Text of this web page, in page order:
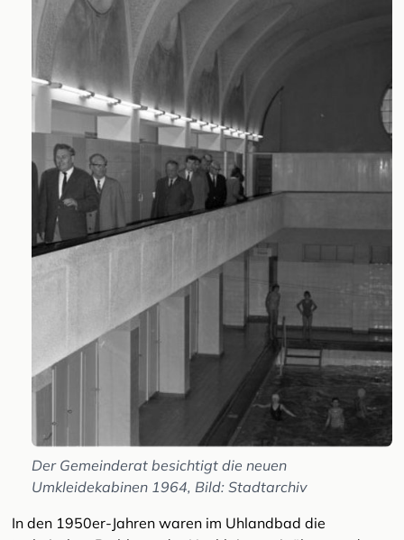
Der Gemeinderat besichtigt die neuen
Umkleidekabinen 1964, Bild: Stadtarchiv
In den 1950er-Jahren waren im Uhlandbad die